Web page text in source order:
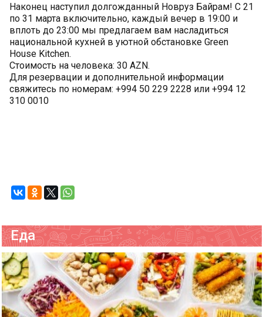
Наконец наступил долгожданный Новруз Байрам! С 21
по 31 марта включительно, каждый вечер в 19:00 и
вплоть до 23:00 мы предлагаем вам насладиться
национальной кухней в уютной обстановке Green
House Kitchen.
Стоимость на человека: 30 AZN.
Для резервации и дополнительной информации
свяжитесь по номерам: +994 50 229 2228 или +994 12
310 0010
Еда